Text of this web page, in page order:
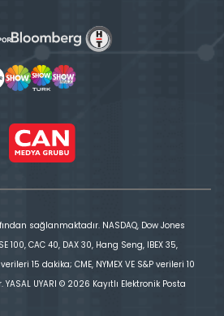
sağlanmaktadır. NASDAQ, Dow Jones
100, CAC 40, DAX 30, Hang Seng, IBEX 35,
15 dakika; CME, NYMEX VE S&P verileri 10
UYARI © 2026 Kayıtlı Elektronik Posta